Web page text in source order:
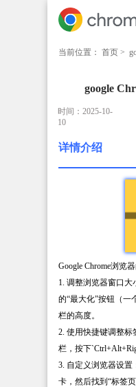
当前位置： 首页 >
google
时间：2025-10-
10
详情介绍
Google Chrome浏览
1. 调整浏览器窗口大
的“最大化”按钮（一
栏的高度。
2. 使用快捷键调整
栏，按下
3. 自定义浏览器设置
卡，然后找到“标签